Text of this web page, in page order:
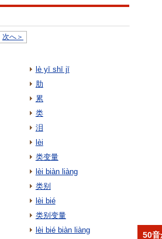
次へ＞
lè yī shī jī
肋
累
类
泪
lèi
类变量
lèi biàn liàng
类别
lèi bié
类别变量
lèi bié biàn liàng
50音